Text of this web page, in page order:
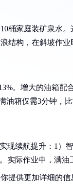
桶家庭装矿泉水
结构，在斜坡作业
。增大的油箱
箱仅需3分钟，
现续航提升：1）
实际作业中，满油
提供更加详细的信